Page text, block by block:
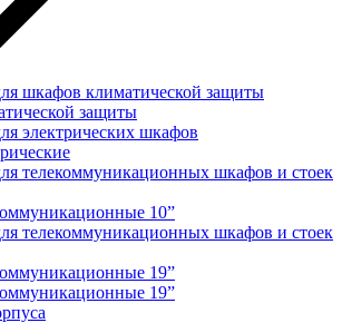
шкафов климатической защиты
защиты
электрических шкафов
телекоммуникационных шкафов и стоек
10”
телекоммуникационных шкафов и стоек
19”
19”